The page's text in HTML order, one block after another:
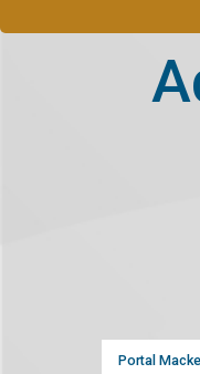
Portal